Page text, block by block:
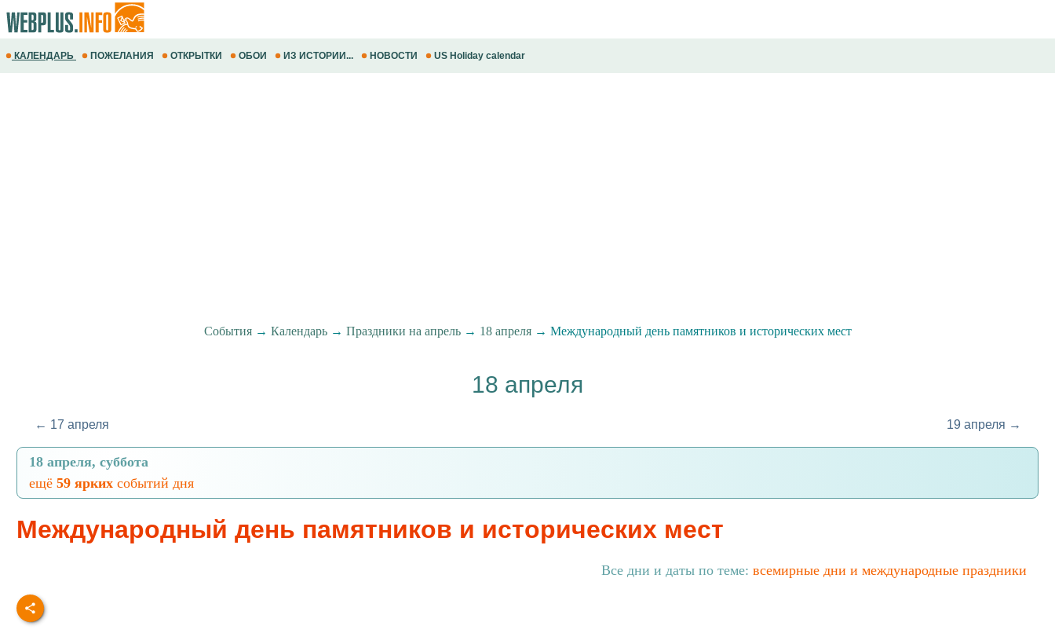
КАЛЕНДАРЬ ПОЖЕЛАНИЯ ОТКРЫТКИ ОБОИ ИЗ ИСТОРИИ... НОВОСТИ US Holiday calendar
События→ Календарь→ Праздники на апрель→ 18 апреля→ Международный день памятников и исторических мест
18 апреля
← 17 апреля 19 апреля →
18 апреля, суббота
ещё 59 ярких событий дня
Международный день памятников и исторических мест
Все дни и даты по теме: всемирные дни и международные праздники